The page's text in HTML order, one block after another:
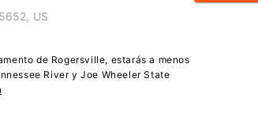
US
de Rogersville, estarás a menos
River y Joe Wheeler State